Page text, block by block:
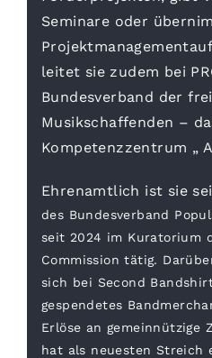
Seminare oder
leitet sie zudem bei
Bundesverband der
Musikschaffenden –
Kompetenzzentrum „
Ehrenamtlich ist sie
des Bundesverband
seit 2024 im Kuratorium
Commission tätig.
sich bei Second
gespendetes
Erlöse an gemeinnützige
hat als neuesten Streich